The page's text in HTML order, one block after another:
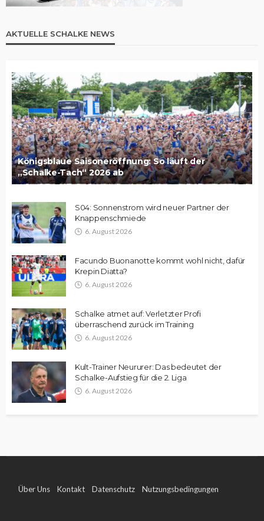
AKTUELLE SCHALKE NEWS
Königsblaue Saisoneröffnung: So läuft der
„Schalke-Tach“ 2026 ab
S04: Sonnenstrom wird neuer Partner der
Knappenschmiede
6. August 2026
Facundo Buonanotte kommt wohl nicht, dafür
Krepin Diatta?
6. August 2026
Schalke atmet auf: Verletzter Profi
überraschend zurück im Training
6. August 2026
Kult-Trainer Neururer: Das bedeutet der
Schalke-Aufstieg für die 2. Liga
6. August 2026
Über Uns Kontakt Datenschutz Nutzungsbedingungen